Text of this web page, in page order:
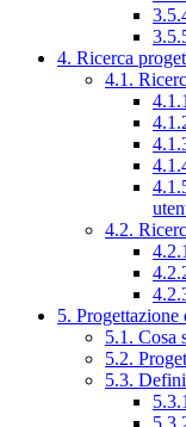
4. Ricerca
4.1.
4.2.
5. Progettazione
5.1. Cosa
5.2.
5.3.